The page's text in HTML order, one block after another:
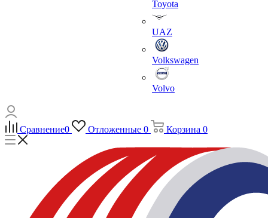
Toyota
UAZ
Volkswagen
Volvo
Сравнение0 Отложенные 0 Корзина 0